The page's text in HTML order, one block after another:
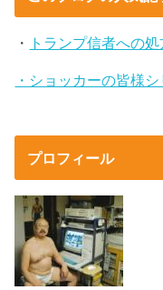
・ トランプ信者への
・ショッカーの皆様
プロフィール